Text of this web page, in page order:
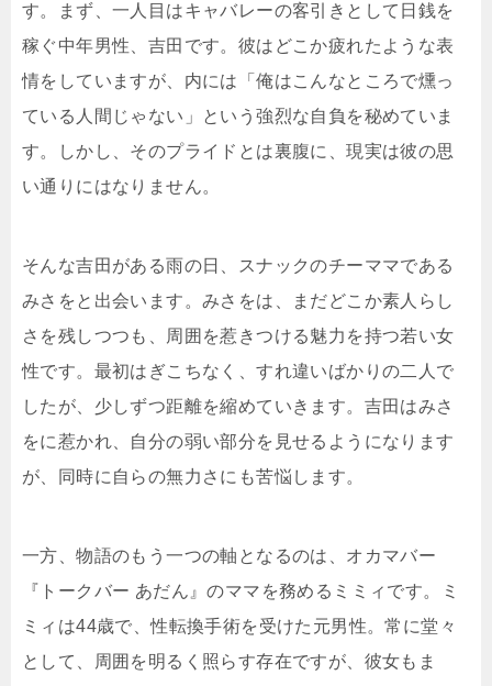
す。まず、一人目はキャバレーの客引きとして日銭を
稼ぐ中年男性、吉田です。彼はどこか疲れたような表
情をしていますが、内には「俺はこんなところで燻っ
ている人間じゃない」という強烈な自負を秘めていま
す。しかし、そのプライドとは裏腹に、現実は彼の思
い通りにはなりません。
そんな吉田がある雨の日、スナックのチーママである
みさをと出会います。みさをは、まだどこか素人らし
さを残しつつも、周囲を惹きつける魅力を持つ若い女
性です。最初はぎこちなく、すれ違いばかりの二人で
したが、少しずつ距離を縮めていきます。吉田はみさ
をに惹かれ、自分の弱い部分を見せるようになります
が、同時に自らの無力さにも苦悩します。
一方、物語のもう一つの軸となるのは、オカマバー
『トークバー あだん』のママを務めるミミィです。ミ
ミィは44歳で、性転換手術を受けた元男性。常に堂々
として、周囲を明るく照らす存在ですが、彼女もま